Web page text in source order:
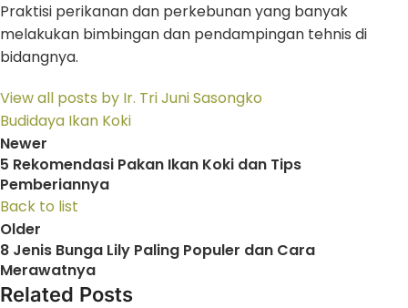
Praktisi perikanan dan perkebunan yang banyak
melakukan bimbingan dan pendampingan tehnis di
bidangnya.
View all posts by Ir. Tri Juni Sasongko
Budidaya Ikan Koki
Newer
5 Rekomendasi Pakan Ikan Koki dan Tips
Pemberiannya
Back to list
Older
8 Jenis Bunga Lily Paling Populer dan Cara
Merawatnya
Related Posts